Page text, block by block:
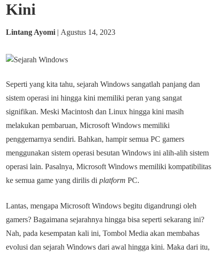
Kini
Lintang Ayomi | Agustus 14, 2023
Seperti yang kita tahu, sejarah Windows sangatlah panjang dan
sistem operasi ini hingga kini memiliki peran yang sangat
signifikan. Meski Macintosh dan Linux hingga kini masih
melakukan pembaruan, Microsoft Windows memiliki
penggemarnya sendiri. Bahkan, hampir semua PC gamers
menggunakan sistem operasi besutan Windows ini alih-alih sistem
operasi lain. Pasalnya, Microsoft Windows memiliki kompatibilitas
ke semua game yang dirilis di platform PC.
Lantas, mengapa Microsoft Windows begitu digandrungi oleh
gamers? Bagaimana sejarahnya hingga bisa seperti sekarang ini?
Nah, pada kesempatan kali ini, Tombol Media akan membahas
evolusi dan sejarah Windows dari awal hingga kini. Maka dari itu,